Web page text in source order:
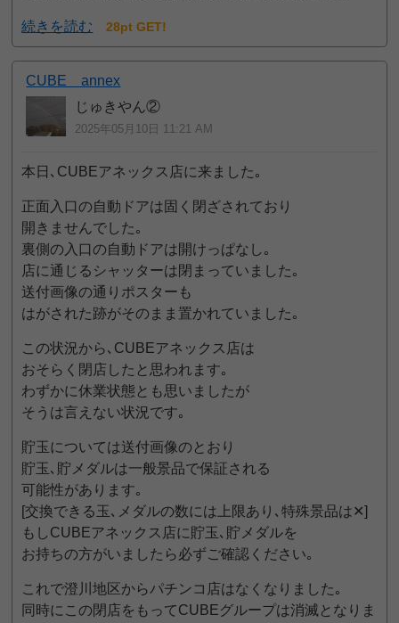
続きを読む 28pt GET!
CUBE annex
じゅきやん②
2025年05月10日 11:21 AM
本日､CUBEアネックス店に来ました｡
正面入口の自動ドアは固く閉ざされており
開きませんでした｡
裏側の入口の自動ドアは開けっぱなし｡
店に通じるシャッターは閉まっていました｡
送付画像の通りポスターも
はがされた跡がそのまま置かれていました｡
この状況から､CUBEアネックス店は
おそらく閉店したと思われます｡
わずかに休業状態とも思いましたが
そうは言えない状況です｡
貯玉については送付画像のとおり
貯玉､貯メダルは一般景品で保証される
可能性があります｡
[交換できる玉､メダルの数には上限あり､特殊景品は✕]
もしCUBEアネックス店に貯玉､貯メダルを
お持ちの方がいましたら必ずご確認ください｡
これで澄川地区からパチンコ店はなくなりました｡
同時にこの閉店をもってCUBEグループは消滅となりま